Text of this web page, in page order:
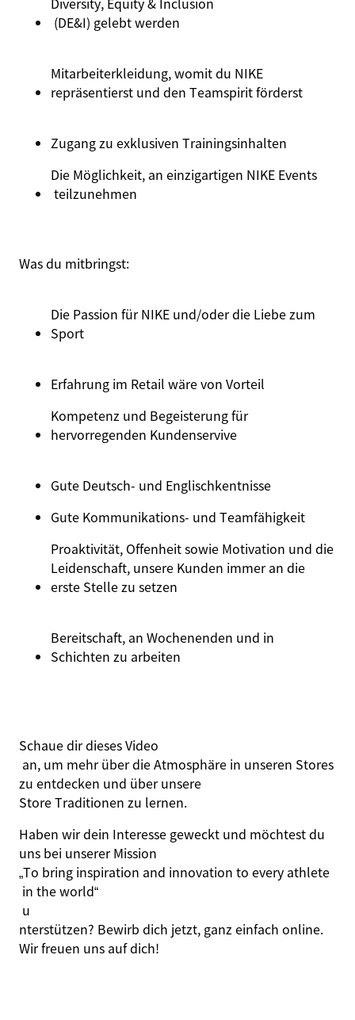
(DE&I) gelebt werden
Mitarbeiterkleidung, womit du NIKE
repräsentierst und den Teamspirit förderst
Zugangzu exklusiven Trainingsinhalten
Die Möglichkeit, an einzigartigen NIKE Events
teilzunehmen
Was du mitbringst:
Die Passion für NIKE und/oder die Liebe zum
Sport
Erfahrung im Retail wäre von Vorteil
Kompetenz und Begeisterung für
hervorregenden Kundenservive
Gute Deutsch- und Englischkentnisse
Gute Kommunikations- und Teamfähigkeit
Proaktivität, Offenheit sowie Motivation und die
Leidenschaft, unsere Kunden immer an die
erste Stelle zu setzen
Bereitschaft, an Wochenenden und in
Schichten zu arbeiten
Schaue dir diesesVideo
an, um mehr über die Atmosphäre in unseren Stores
zu entdecken und über unsere
Store Traditionen zu lernen.
Haben wir dein Interesse geweckt und möchtest du
uns bei unserer Mission
„To bring inspiration and innovation to every athlete
in theworld“
u
nterstützen? Bewirb dich jetzt, ganz einfach online.
Wir freuen uns auf dich!